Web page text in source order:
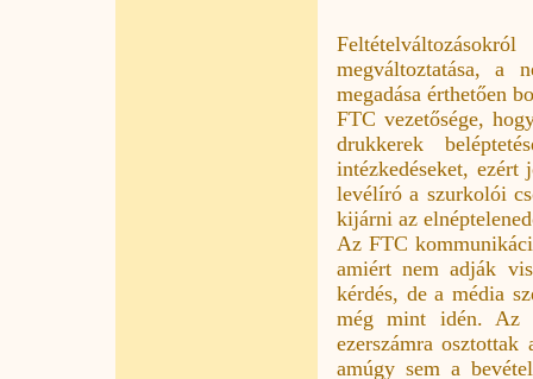
megváltoztatása, a
megadása érthetően
FTC vezetősége,
drukkerek
intézkedéseket,
levélíró a szurkolói
kijárni az
Az FTC
amiért nem adják
kérdés, de a média
még mint idén. Az
ezerszámra
amúgy sem a